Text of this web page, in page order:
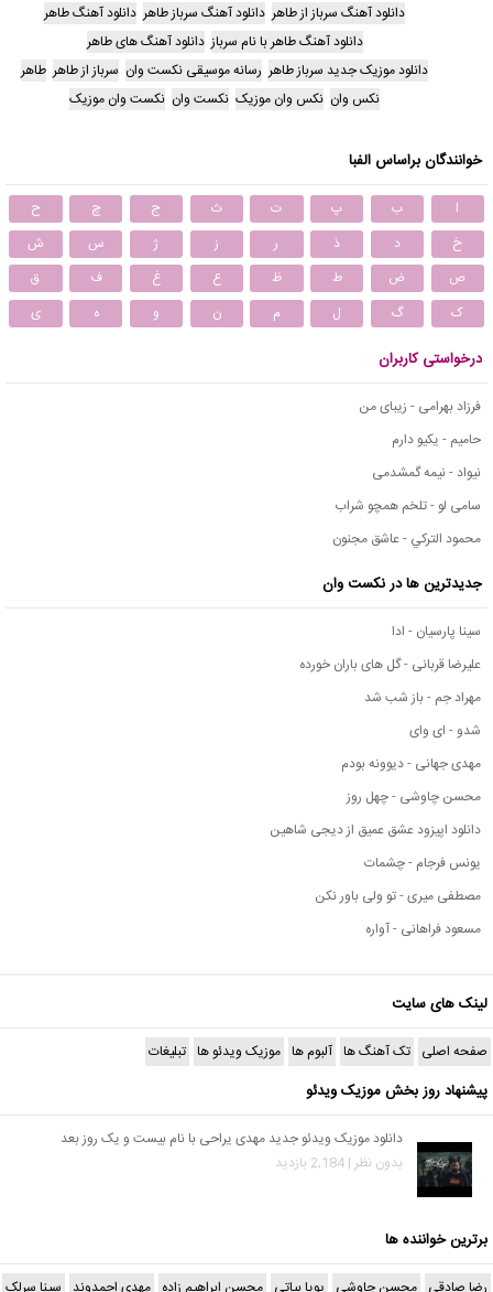
دانلود آهنگ سرباز از طاهر دانلود آهنگ سرباز طاهر دانلود آهنگ طاهر
دانلود آهنگ طاهر با نام سرباز دانلود آهنگ های طاهر
دانلود موزیک جدید سرباز طاهر رسانه موسیقی نکست وان سرباز از طاهر طاهر
نکس وان نکس وان موزیک نکست وان نکست وان موزیک
خوانندگان براساس الفبا
ا ب پ ت ث ج چ
ح
خ
د ذ ر ز ژ س
ش
ص
ض ط ظ ع غ ف
ق
ک
گ ل م ن و ه ی
درخواستی کاربران
فرزاد بهرامی - زیبای من
حامیم - یکیو دارم
نیواد - نیمه گمشدمی
سامی لو - تلخم همچو شراب
محمود التركي - عاشق مجنون
جدیدترین ها در نکست وان
سینا پارسیان - ادا
علیرضا قربانی - گل های باران خورده
مهراد جم - باز شب شد
شدو - ای وای
مهدی جهانی - دیوونه بودم
محسن چاوشی - چهل روز
دانلود اپیزود عشق عمیق از دیجی شاهین
یونس فرجام - چشمات
مصطفی میری - تو ولی باور نکن
مسعود فراهانی - آواره
لینک های سایت
صفحه اصلی تک آهنگ ها آلبوم ها موزیک ویدئو ها تبلیغات
پیشنهاد روز بخش موزیک ویدئو
دانلود موزیک ویدئو جدید مهدی یراحی با نام بیست و یک روز بعد
بدون نظر | 2,184 بازدید
برترین خواننده ها